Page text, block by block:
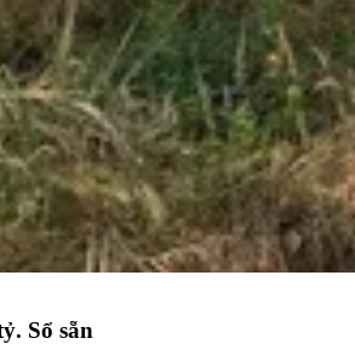
Sổ sẵn